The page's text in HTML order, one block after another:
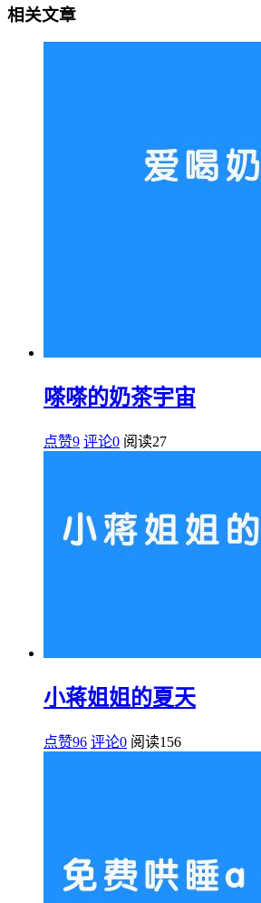
相关文章
嗏嗏的奶茶宇宙
点赞9 评论0 阅读27
小蒋姐姐的夏天
点赞96 评论0 阅读156